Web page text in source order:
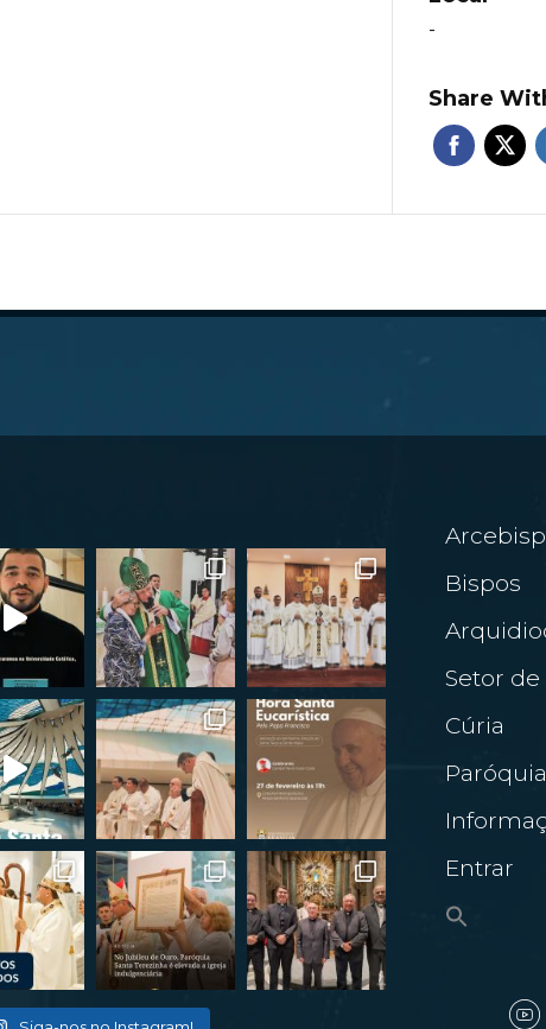
-
Share
Bispos
Setor
Cúria
Entrar